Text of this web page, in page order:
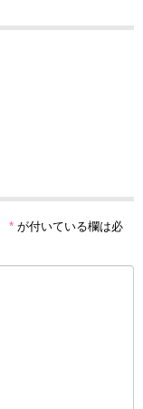
* が付いている欄は必